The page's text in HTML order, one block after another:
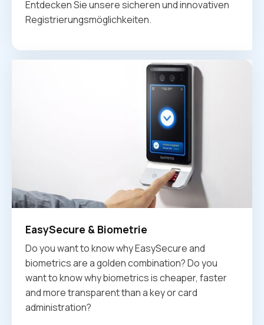
Entdecken Sie unsere sicheren und innovativen
Registrierungsmöglichkeiten.
EasySecure & Biometrie
Do you want to know why EasySecure and
biometrics are a golden combination? Do you
want to know why biometrics is cheaper, faster
and more transparent than a key or card
administration?